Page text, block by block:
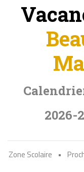
2026-
Zone Scolaire •